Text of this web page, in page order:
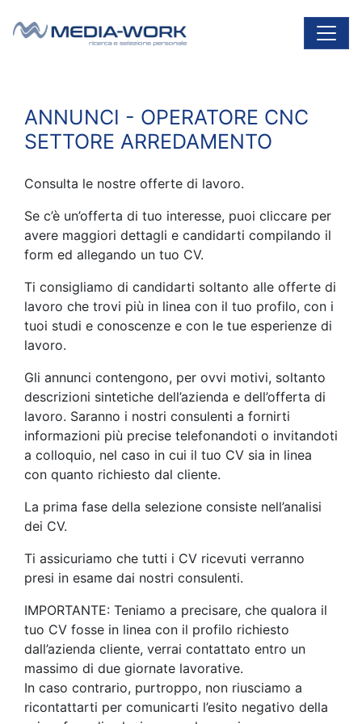
Navigazione principale
ANNUNCI - OPERATORE CNC
SETTORE ARREDAMENTO
Consulta le nostre offerte di lavoro.
Se c’è un’offerta di tuo interesse, puoi cliccare per
avere maggiori dettagli e candidarti compilando il
form ed allegando un tuo CV.
Ti consigliamo di candidarti soltanto alle offerte di
lavoro che trovi più in linea con il tuo profilo, con i
tuoi studi e conoscenze e con le tue esperienze di
lavoro.
Gli annunci contengono, per ovvi motivi, soltanto
descrizioni sintetiche dell’azienda e dell’offerta di
lavoro. Saranno i nostri consulenti a fornirti
informazioni più precise telefonandoti o invitandoti
a colloquio, nel caso in cui il tuo CV sia in linea
con quanto richiesto dal cliente.
La prima fase della selezione consiste nell’analisi
dei CV.
Ti assicuriamo che tutti i CV ricevuti verranno
presi in esame dai nostri consulenti.
IMPORTANTE: Teniamo a precisare, che qualora il
tuo CV fosse in linea con il profilo richiesto
dall’azienda cliente, verrai contattato entro un
massimo di due giornate lavorative.
In caso contrario, purtroppo, non riusciamo a
ricontattarti per comunicarti l’esito negativo della